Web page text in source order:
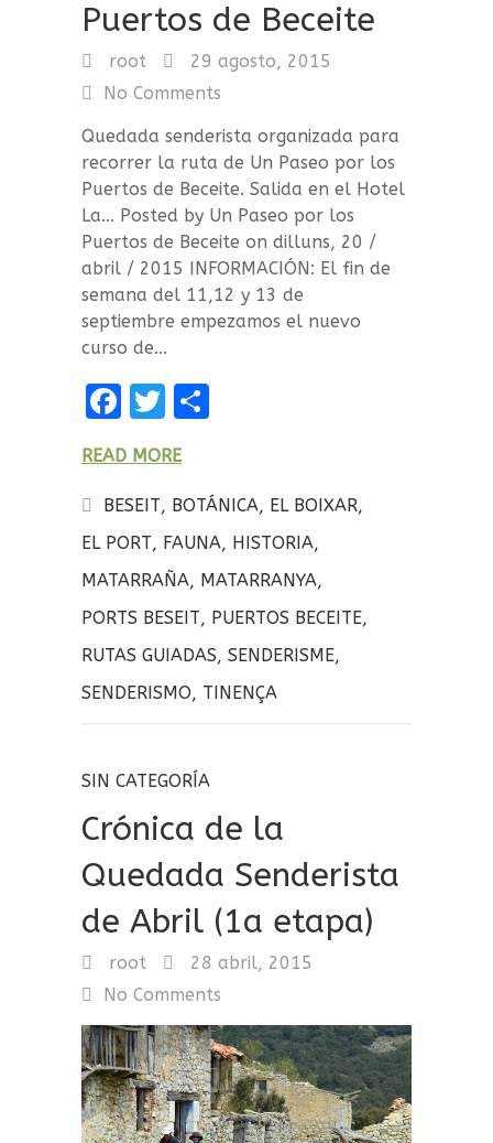
Puertos de Beceite
root
29 agosto, 2015
No Comments
Quedada senderista organizada para
recorrer la ruta de Un Paseo por los
Puertos de Beceite. Salida en el Hotel
La… Posted by Un Paseo por los
Puertos de Beceite on dilluns, 20 /
abril / 2015 INFORMACIÓN: El fin de
semana del 11,12 y 13 de
septiembre empezamos el nuevo
curso de…
F
ce
b
o
o
k
T
it
te
r
p
a
rt
ir
READ MORE
BESEIT, BOTÁNICA, EL BOIXAR,
EL PORT, FAUNA, HISTORIA,
MATARRAÑA, MATARRANYA,
PORTS BESEIT, PUERTOS BECEITE,
RUTAS GUIADAS, SENDERISME,
SENDERISMO, TINENÇA
SIN CATEGORÍA
Crónica de la
Quedada Senderista
de Abril (1a etapa)
root
28 abril, 2015
No Comments